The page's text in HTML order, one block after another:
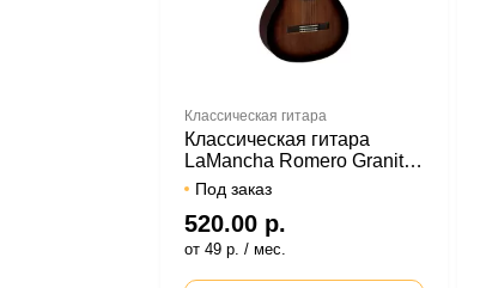
Классическая гитара
Классическая гитара
LaMancha Romero Granito
32 AB 4/4
Под заказ
520.00 р.
от 49 р. / мес.